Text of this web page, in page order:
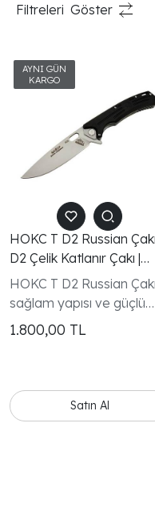
Filtreleri Göster
HOKC T D2 Russian
D2 Çelik Katlanır Çakı |
Yeşil & Siyah Kabza
Seçeneği
HOKC T D2 Russian
sağlam yapısı ve güçlü
kesim performansı ile
günlük kullanım ve
modelidir.
1.800,00 TL
Satın Al